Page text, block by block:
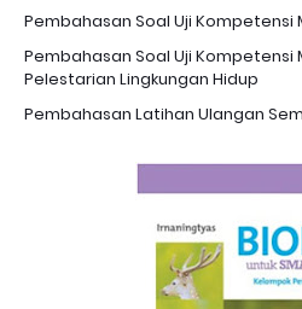
Pembahasan Soal Uji Kompetensi
Pembahasan Soal Uji Kompetensi
Pelestarian Lingkungan Hidup
Pembahasan Latihan Ulangan